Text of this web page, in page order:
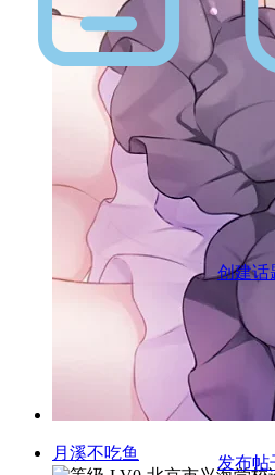
月溪不吃鱼
创建话
发布帖